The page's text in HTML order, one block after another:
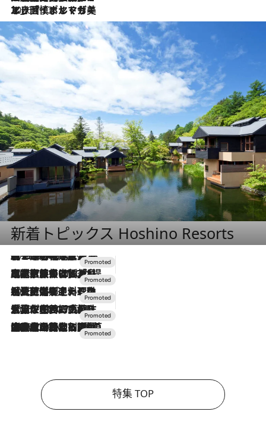
2026.7.13
エッセイ・ヤマザキマリ「慎ましくも美しき国 ポルトガル」
新着トピックス Hoshino Resorts
2026.8.7
【トンボの足水浴】ヒノキの香りに包まれて涼感マックス！約13℃の湧水かけ流しを避暑地「星野温泉 トンボの湯」で体験
2026.7.31
【ホテル帰省】という選択肢をOMOが提案。家族とほどよい距離を保つには「昼は実家、夜は気兼ねなくホテルで！」
2026.7.24
【夏限定ディナーコース】旬を迎える稚鮎や花ズッキーニなどをイタリア・トスカーナの郷土料理の手法で満喫！
2026.7.17
「土佐和ハーブかき氷」がOMO7高知に登場！生姜、山椒、大葉など目にも舌にも涼を呼ぶ郷土の味
2026.7.10
NEW OPEN！【界 草津】名湯の地に誕生。趣の異なる2種の温泉と上州ならではの会席・蕎麦割烹など美食を味わう究極の癒やし旅
特集 TOP